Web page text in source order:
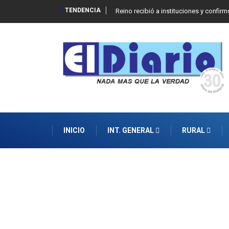
TENDENCIA
de la Propiedad Privada Reino recibió a instituciones y
INICIO INT. GENERAL RURAL